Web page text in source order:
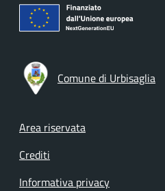
Comune di Urbisaglia
Footer menu
Area riservata
Crediti
Informativa privacy